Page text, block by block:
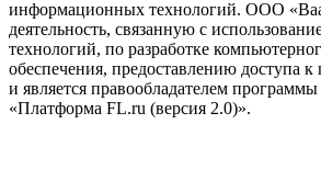
информационных технологий. ООО
деятельность, связанную с
технологий, по разработке
обеспечения, предоставлению доступа
и является правообладателем
«Платформа FL.ru (версия 2.0)».